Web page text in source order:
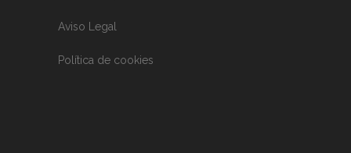
Aviso Legal
Política de cookies